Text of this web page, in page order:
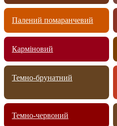
Палений помаранчевий
Карміновий
Темно-брунатний
Темно-червоний